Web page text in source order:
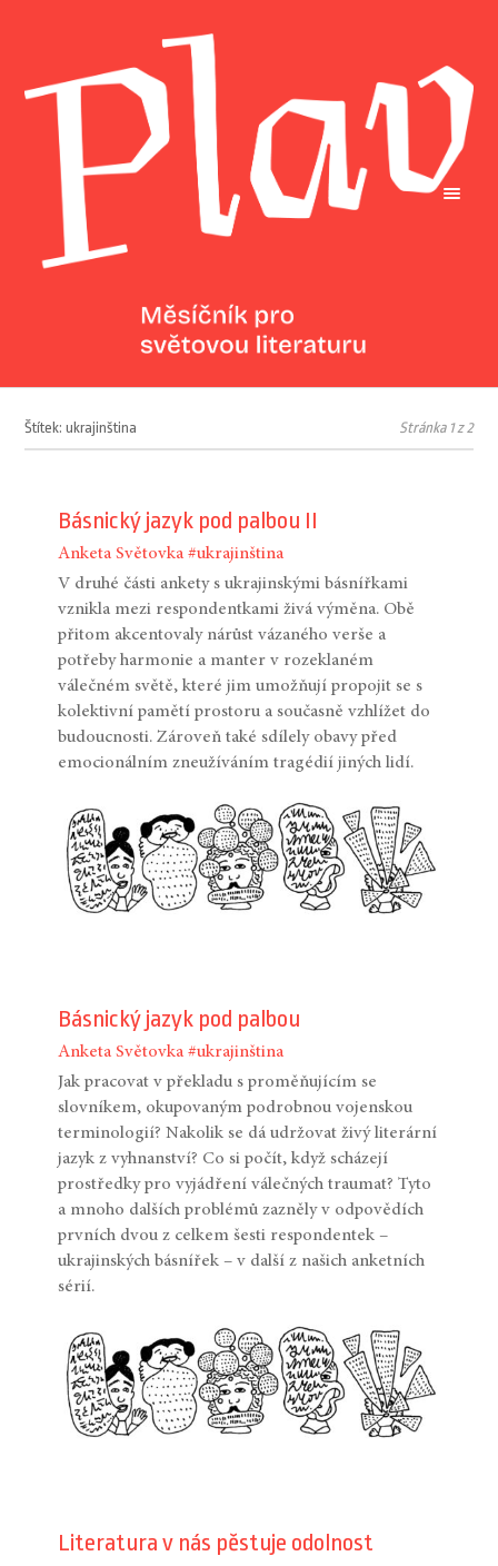
Štítek: ukrajinština Stránka 1 z 2
Básnický jazyk pod palbou II
Anketa Světovka #ukrajinština
V druhé části ankety s ukrajinskými básnířkami
vznikla mezi respondentkami živá výměna. Obě
přitom akcentovaly nárůst vázaného verše a
potřeby harmonie a manter v rozeklaném
válečném světě, které jim umožňují propojit se s
kolektivní pamětí prostoru a současně vzhlížet do
budoucnosti. Zároveň také sdílely obavy před
emocionálním zneužíváním tragédií jiných lidí.
Básnický jazyk pod palbou
Anketa Světovka #ukrajinština
Jak pracovat v překladu s proměňujícím se
slovníkem, okupovaným podrobnou vojenskou
terminologií? Nakolik se dá udržovat živý literární
jazyk z vyhnanství? Co si počít, když scházejí
prostředky pro vyjádření válečných traumat? Tyto
a mnoho dalších problémů zazněly v odpovědích
prvních dvou z celkem šesti respondentek –
ukrajinských básnířek – v další z našich anketních
sérií.
Literatura v nás pěstuje odolnost